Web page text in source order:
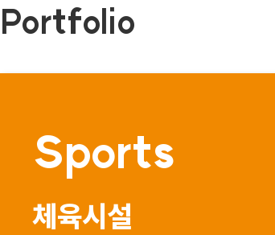
Portfolio
Sports
체육시설